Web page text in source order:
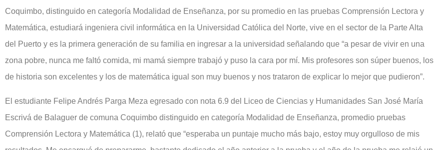
Coquimbo, distinguido en categoría Modalidad de Enseñanza, por su promedio en las pruebas Comprensión Lectora y
Matemática, estudiará ingeniera civil informática en la Universidad Católica del Norte, vive en el sector de la Parte Alta
del Puerto y es la primera generación de su familia en ingresar a la universidad señalando que “a pesar de vivir en una
zona pobre, nunca me faltó comida, mi mamá siempre trabajó y puso la cara por mí. Mis profesores son súper buenos, los
de historia son excelentes y los de matemática igual son muy buenos y nos trataron de explicar lo mejor que pudieron”.
El estudiante Felipe Andrés Parga Meza egresado con nota 6.9 del Liceo de Ciencias y Humanidades San José María
Escrivá de Balaguer de comuna Coquimbo distinguido en categoría Modalidad de Enseñanza, promedio pruebas
Comprensión Lectora y Matemática (1), relató que “esperaba un puntaje mucho más bajo, estoy muy orgulloso de mis